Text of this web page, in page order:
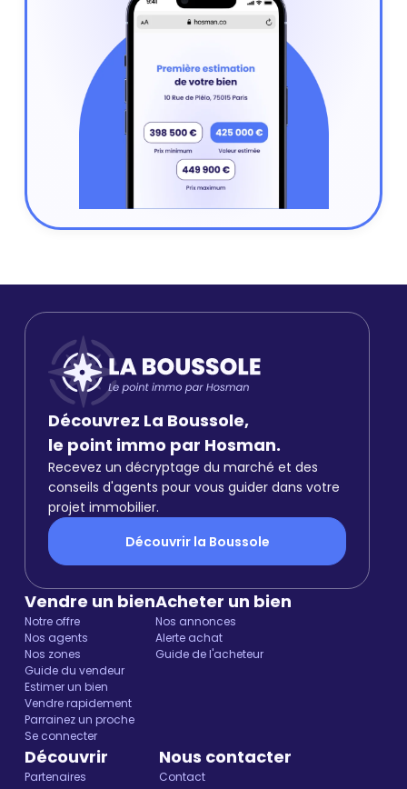
Découvrez La Boussole,
le point immo par Hosman.
Recevez un décryptage du marché et des
conseils d'agents pour vous guider dans votre
projet immobilier.
Découvrir la Boussole
Vendre un bien
Notre offre
Nos agents
Nos zones
Guide du vendeur
Estimer un bien
Vendre rapidement
Parrainez un proche
Se connecter
Acheter un bien
Nos annonces
Alerte achat
Guide de l'acheteur
Découvrir
Partenaires
Nous contacter
Contact